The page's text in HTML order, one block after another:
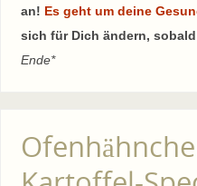
an! Es geht um deine
sich für Dich ändern,
Ende*